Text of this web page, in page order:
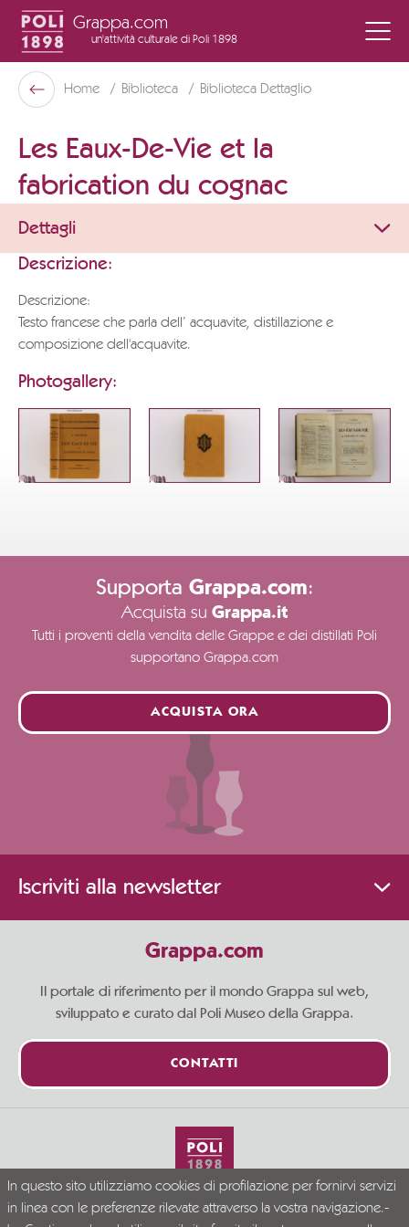
Grappa.com
un'attività culturale di Poli 1898
Poli Museo Della Grappa
Indietro
Home Biblioteca Biblioteca Dettaglio
Les Eaux-De-Vie et la
fabrication du cognac
Dettagli
Descrizione:
Descrizione:
Testo francese che parla dell’ acquavite, distillazione e
composizione dell'acquavite.
Photogallery:
Supporta Grappa.com:
Acquista su Grappa.it
Tutti i proventi della vendita delle Grappe e dei distillati Poli
supportano Grappa.com
ACQUISTA ORA
Iscriviti alla newsletter
Grappa.com
Il portale di riferimento per il mondo Grappa sul web,
sviluppato e curato dal Poli Museo della Grappa.
CONTATTI
Vivi la Grappa responsabilmente
In questo sito utilizziamo cookies di profilazione per fornirvi servizi
in linea con le preferenze rilevate attraverso la vostra navigazione.-